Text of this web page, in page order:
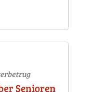
Senioren